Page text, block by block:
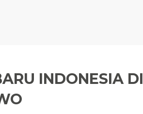
INDONESIA DI